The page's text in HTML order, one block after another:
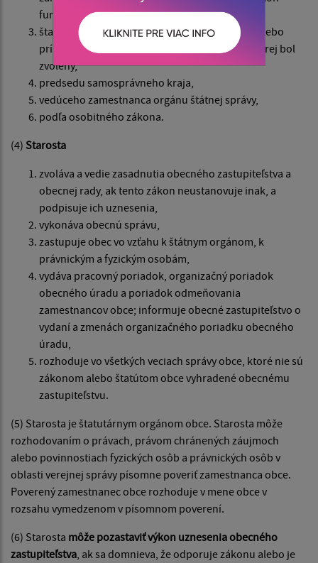
funkcie starostu,
štatutárneho orgánu rozpočtovej organizácie alebo
príspevkovej organizácie zriadenej obcou, v ktorej bol
zvolený,
predsedu samosprávneho kraja,
vedúceho zamestnanca orgánu štátnej správy,
podľa osobitného zákona.
(4) Starosta
zvoláva a vedie zasadnutia obecného zastupiteľstva a
obecnej rady, ak tento zákon neustanovuje inak, a
podpisuje ich uznesenia,
vykonáva obecnú správu,
zastupuje obec vo vzťahu k štátnym orgánom, k
právnickým a fyzickým osobám,
vydáva pracovný poriadok, organizačný poriadok
obecného úradu a poriadok odmeňovania
zamestnancov obce; informuje obecné zastupiteľstvo o
vydaní a zmenách organizačného poriadku obecného
úradu,
rozhoduje vo všetkých veciach správy obce, ktoré nie sú
zákonom alebo štatútom obce vyhradené obecnému
zastupiteľstvu.
(5) Starosta je štatutárnym orgánom obce. Starosta môže
rozhodovaním o právach, právom chránených záujmoch
alebo povinnostiach fyzických osôb a právnických osôb v
oblasti verejnej správy písomne poveriť zamestnanca obce.
Poverený zamestnanec obce rozhoduje v mene obce v
rozsahu vymedzenom v písomnom poverení.
(6) Starosta môže pozastaviť výkon uznesenia obecného
zastupiteľstva, ak sa domnieva, že odporuje zákonu alebo je